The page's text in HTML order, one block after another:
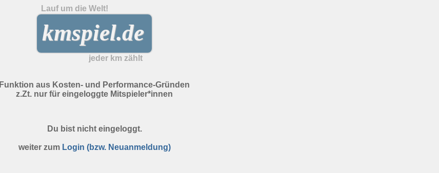
Lauf um die Welt!
kmspiel.de
jeder km zählt
Funktion aus Kosten- und Performance-Gründen
z.Zt. nur für eingeloggte Mitspieler*innen
Du bist nicht eingeloggt.
weiter zum Login (bzw. Neuanmeldung)